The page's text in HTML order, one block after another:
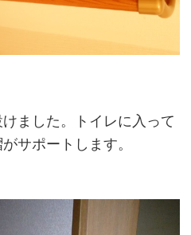
ました。トイレに入って
サポートします。